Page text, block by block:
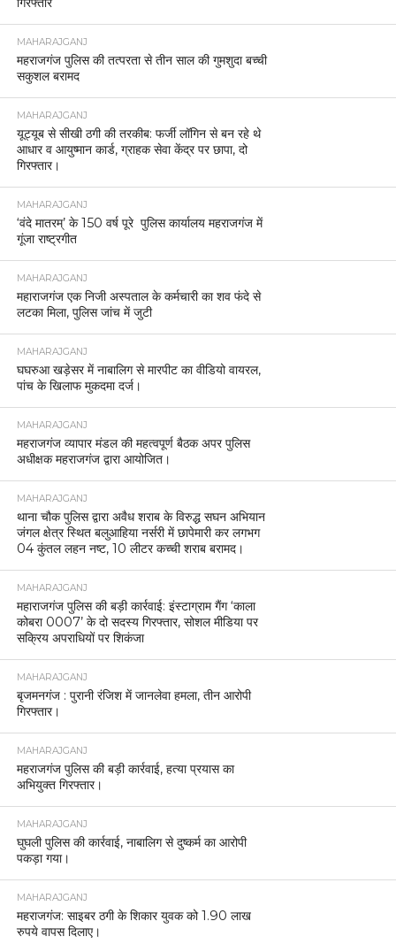
24 घंटे में चोरी का खुलासा, जेवरात व नकदी समेत शातिर
गिरफ्तार
MAHARAJGANJ
महराजगंज पुलिस की तत्परता से तीन साल की गुमशुदा बच्ची
सकुशल बरामद
MAHARAJGANJ
यूट्यूब से सीखी ठगी की तरकीब: फर्जी लॉगिन से बन रहे थे
आधार व आयुष्मान कार्ड, ग्राहक सेवा केंद्र पर छापा, दो
गिरफ्तार।
MAHARAJGANJ
‘वंदे मातरम्’ के 150 वर्ष पूरे पुलिस कार्यालय महराजगंज में
गूंजा राष्ट्रगीत
MAHARAJGANJ
महाराजगंज एक निजी अस्पताल के कर्मचारी का शव फंदे से
लटका मिला, पुलिस जांच में जुटी
MAHARAJGANJ
घघरुआ खड़ेसर में नाबालिग से मारपीट का वीडियो वायरल,
पांच के खिलाफ मुकदमा दर्ज।
MAHARAJGANJ
महराजगंज व्यापार मंडल की महत्वपूर्ण बैठक अपर पुलिस
अधीक्षक महराजगंज द्वारा आयोजित।
MAHARAJGANJ
थाना चौक पुलिस द्वारा अवैध शराब के विरुद्ध सघन अभियान
जंगल क्षेत्र स्थित बलुआहिया नर्सरी में छापेमारी कर लगभग
04 कुंतल लहन नष्ट, 10 लीटर कच्ची शराब बरामद।
MAHARAJGANJ
महाराजगंज पुलिस की बड़ी कार्रवाई: इंस्टाग्राम गैंग ‘काला
कोबरा 0007’ के दो सदस्य गिरफ्तार, सोशल मीडिया पर
सक्रिय अपराधियों पर शिकंजा
MAHARAJGANJ
बृजमनगंज : पुरानी रंजिश में जानलेवा हमला, तीन आरोपी
गिरफ्तार।
MAHARAJGANJ
महराजगंज पुलिस की बड़ी कार्रवाई, हत्या प्रयास का
अभियुक्त गिरफ्तार।
MAHARAJGANJ
घुघली पुलिस की कार्रवाई, नाबालिग से दुष्कर्म का आरोपी
पकड़ा गया।
MAHARAJGANJ
महराजगंज: साइबर ठगी के शिकार युवक को 1.90 लाख